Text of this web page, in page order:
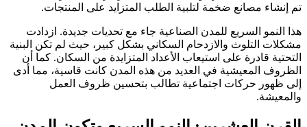
تم إنشاء مصانع ضخمة لتلبية الطلب المتزايد على المنتجات.
هذا النمو السريع للمدن الصناعية جاء مع تحديات جديدة. ازدادت
مشكلات التلوث والازدحام السكاني بشكل كبير، حيث لم تكن البنية
التحتية قادرة على استيعاب الأعداد المتزايدة من السكان. كما أن
الظروف المعيشية في العديد من هذه المدن كانت قاسية، مما أدى
إلى ظهور حركات اجتماعية تطالب بتحسين ظروف العمل
والمعيشة.